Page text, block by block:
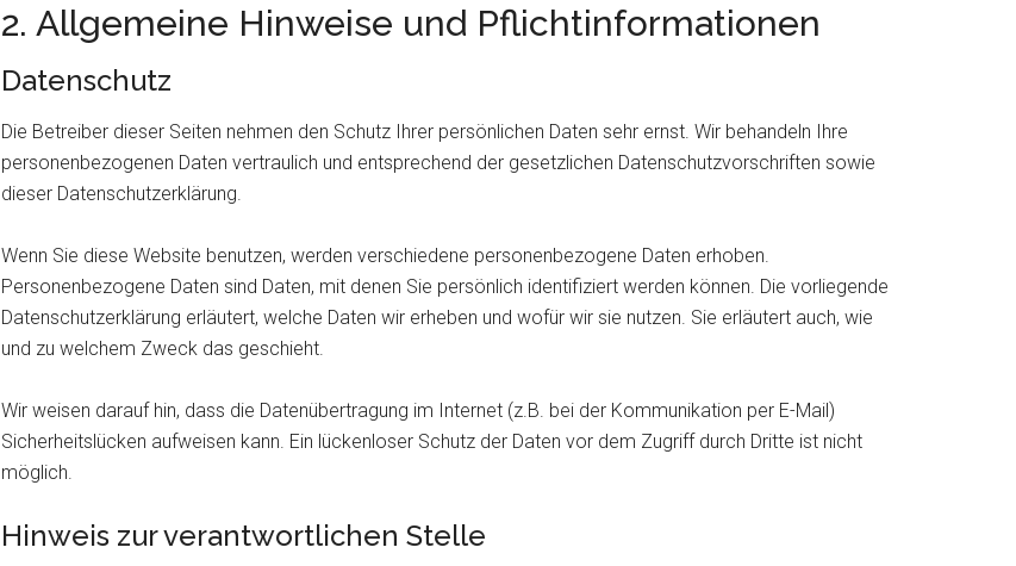
2. Allgemeine Hinweise und Pflichtinformationen
Datenschutz
Die Betreiber dieser Seiten nehmen den Schutz Ihrer persönlichen Daten sehr ernst. Wir behandeln Ihre
personenbezogenen Daten vertraulich und entsprechend der gesetzlichen Datenschutzvorschriften sowie
dieser Datenschutzerklärung.
Wenn Sie diese Website benutzen, werden verschiedene personenbezogene Daten erhoben.
Personenbezogene Daten sind Daten, mit denen Sie persönlich identifiziert werden können. Die vorliegende
Datenschutzerklärung erläutert, welche Daten wir erheben und wofür wir sie nutzen. Sie erläutert auch, wie
und zu welchem Zweck das geschieht.
Wir weisen darauf hin, dass die Datenübertragung im Internet (z.B. bei der Kommunikation per E-Mail)
Sicherheitslücken aufweisen kann. Ein lückenloser Schutz der Daten vor dem Zugriff durch Dritte ist nicht
möglich.
Hinweis zur verantwortlichen Stelle